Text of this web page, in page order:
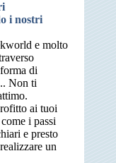
i nostri
e molto
di
Non ti
ai tuoi
i passi
e presto
un